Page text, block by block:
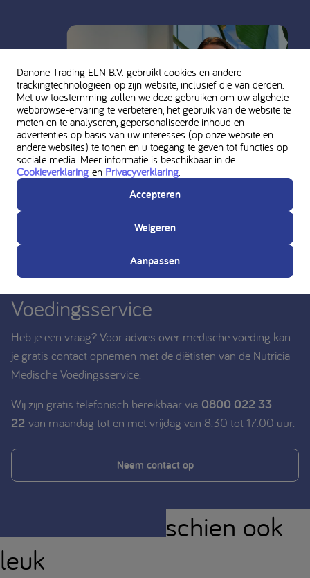
Vraag persoonlijk advies aan de
Nutricia Medische
Voedingsservice
Heb je een vraag? Voor advies over medische voeding kan
je gratis contact opnemen met de diëtisten van de Nutricia
Medische Voedingsservice.
Wij zijn gratis telefonisch bereikbaar via 0800 022 33
22 van maandag tot en met vrijdag van 8:30 tot 17:00 uur.
Neem contact op
Je vindt dit misschien ook
leuk
Danone Trading ELN B.V. gebruikt cookies en andere
trackingtechnologieën op zijn website, inclusief die van derden.
Met uw toestemming zullen we deze gebruiken om uw algehele
webbrowse-ervaring te verbeteren, het gebruik van de website te
meten en te analyseren, gepersonaliseerde inhoud en
advertenties op basis van uw interesses (op onze website en
andere websites) te tonen en u toegang te geven tot functies op
sociale media. Meer informatie is beschikbaar in de
Cookieverklaring en Privacyverklaring.
Accepteren
Weigeren
Aanpassen